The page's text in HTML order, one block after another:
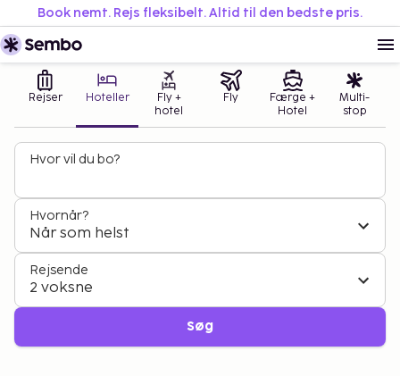
Book nemt. Rejs fleksibelt. Altid til den bedste pris.
Rejser Hoteller
Fly +
hotel
Fly
Færge +
Hotel
Multi-
stop
Hvor vil du bo?
Hvornår?
Når som helst
Rejsende
2 voksne
Søg